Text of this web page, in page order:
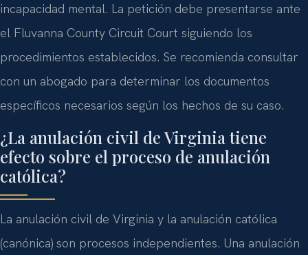
incapacidad mental. La petición debe presentarse ante
el Fluvanna County Circuit Court siguiendo los
procedimientos establecidos. Se recomienda consultar
con un abogado para determinar los documentos
específicos necesarios según los hechos de su caso.
¿La anulación civil de Virginia tiene
efecto sobre el proceso de anulación
católica?
La anulación civil de Virginia y la anulación católica
(canónica) son procesos independientes. Una anulación